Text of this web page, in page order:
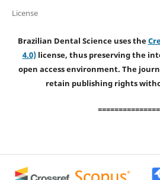
License
Brazilian Dental Science uses the
4.0)license, thus preserving the
open access environment. The
retain publishing rights